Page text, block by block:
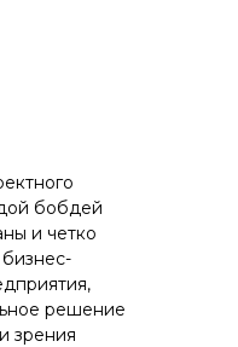
яйца"
партии
в
отчета
о
бобдей
и четко
решение
зрения